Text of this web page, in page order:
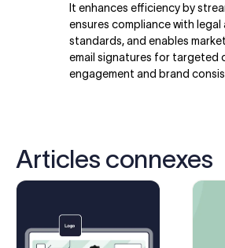
It enhances efficiency by
ensures compliance with legal
standards, and enables
email signatures for targeted
engagement and brand
Articles connexes